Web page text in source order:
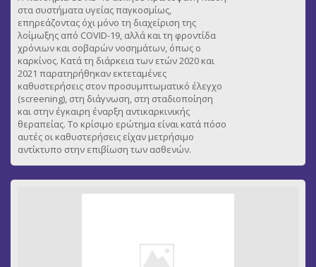
στα συστήματα υγείας παγκοσμίως,
επηρεάζοντας όχι μόνο τη διαχείριση της
λοίμωξης από COVID-19, αλλά και τη φροντίδα
χρόνιων και σοβαρών νοσημάτων, όπως ο
καρκίνος. Κατά τη διάρκεια των ετών 2020 και
2021 παρατηρήθηκαν εκτεταμένες
καθυστερήσεις στον προσυμπτωματικό έλεγχο
(screening), στη διάγνωση, στη σταδιοποίηση
και στην έγκαιρη έναρξη αντικαρκινικής
θεραπείας. Το κρίσιμο ερώτημα είναι κατά πόσο
αυτές οι καθυστερήσεις είχαν μετρήσιμο
αντίκτυπο στην επιβίωση των ασθενών.